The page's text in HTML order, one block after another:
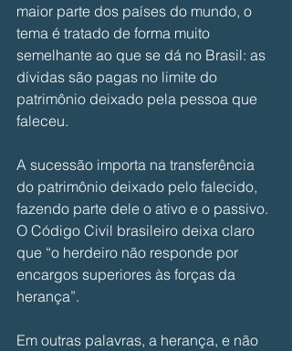
maior parte dos países do mundo, o
tema é tratado de forma muito
semelhante ao que se dá no Brasil: as
dívidas são pagas no limite do
patrimônio deixado pela pessoa que
faleceu.
A sucessão importa na transferência
do patrimônio deixado pelo falecido,
fazendo parte dele o ativo e o passivo.
O Código Civil brasileiro deixa claro
que “o herdeiro não responde por
encargos superiores às forças da
herança”.
Em outras palavras, a herança, e não